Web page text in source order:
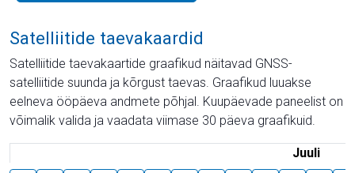
Satelliitide taevakaardid
Satelliitide taevakaartide graafikud näitavad GNSS-
satelliitide suunda ja kõrgust taevas. Graafikud luuakse
eelneva ööpäeva andmete põhjal. Kuupäevade paneelist on
võimalik valida ja vaadata viimase 30 päeva graafikuid.
Juuli